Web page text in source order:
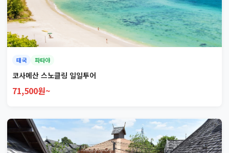
태국 파타야
코사메산 스노클링 일일투어
71,500원~